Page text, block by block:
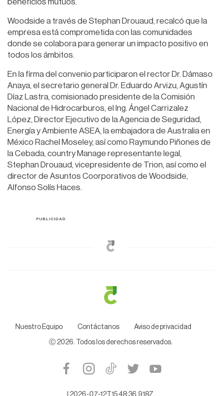
beneficios mutuos.
Woodside a través de Stephan Drouaud, recalcó que la
empresa está comprometida con las comunidades
donde se colabora para generar un impacto positivo en
todos los ámbitos.
En la firma del convenio participaron el rector Dr. Dámaso
Anaya, el secretario general Dr. Eduardo Arvizu, Agustín
Díaz Lastra, comisionado presidente de la Comisión
Nacional de Hidrocarburos, el Ing. Ángel Carrizalez
López, Director Ejecutivo de la Agencia de Seguridad,
Energía y Ambiente ASEA, la embajadora de Australia en
México Rachel Moseley, así como Raymundo Piñones de
la Cebada, country Manage representante legal,
Stephan Drouaud, vicepresidente de Trion, así como el
director de Asuntos Coorporativos de Woodside,
Alfonso Solís Haces.
Nuestro Equipo Contáctanos Aviso de privacidad
Ⓒ 2026. Todos los derechos reservados.
2026-07-12T15:48:36.918Z